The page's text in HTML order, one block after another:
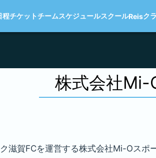
程チケットチームスケジュールスクールReisク
株式会社Mi-
滋賀FCを運営する株式会社Mi-Oスポ